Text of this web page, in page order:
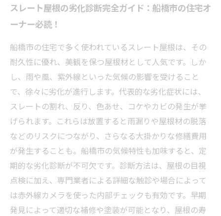
スレート屋根の劣化診断完全ガイド：船橋市の住宅オ
ーナー必読！
船橋市の住宅で多く使われているスレート屋根は、その
耐久性に優れ、美観を保つ屋根材として人気です。しか
し、雨や風、紫外線といった気候の影響を受けること
で、徐々に劣化が進行します。代表的な劣化症状には、
スレートの割れ、反り、色あせ、コケやカビの発生が挙
げられます。これらは放置すると雨漏りや屋根材の脱落
などのリスクにつながり、さらなる大掛かりな修繕費用
が発生することも。船橋市の気候特性も加味すると、定
期的な劣化診断が不可欠です。診断方法は、屋根の目視
点検に加え、専門業者による詳細な触診や場合によって
は赤外線カメラを使った内部チェックも有効です。早期
発見によって適切な補修や塗装が可能となり、屋根の寿